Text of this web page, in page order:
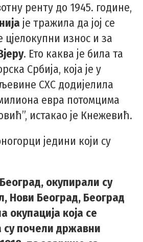
ренту до 1945. године,
је тражила да јој се
цјелокупни износ и за
. Ето каква је била та
Србија, која је у
СХС додијелила
евра потомцима
истакао је Кнежевић.
једини који су
окупирали су
Нови Београд, Београд
окупација која се
су почели државни